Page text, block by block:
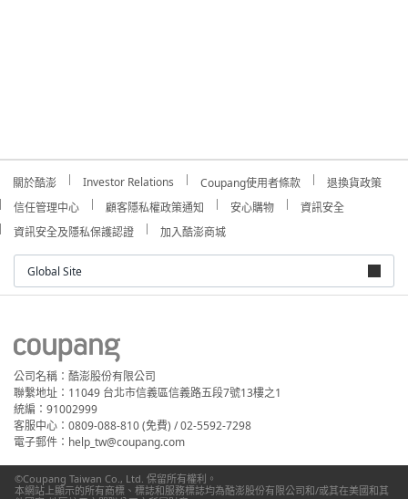
關於酷澎 Investor Relations Coupang使用者條款
退換貨政策
信任管理中心
顧客隱私權政策通知 安心購物
資訊安全
資訊安全及隱私保護認證
加入酷澎商城
Global Site
公司名稱：酷澎股份有限公司
聯繫地址：11049 台北市信義區信義路五段7號13樓之1
統編：91002999
客服中心：0809-088-810 (免費) / 02-5592-7298
電子郵件：help_tw@coupang.com
©Coupang Taiwan Co., Ltd. 保留所有權利。
本網站上顯示的所有商標、標誌和服務標誌均為酷澎股份有限公司和/或其在美國和其